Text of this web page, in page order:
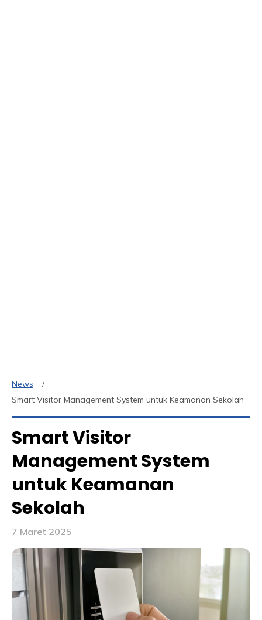
News
Smart Visitor Management System untuk Keamanan Sekolah
Smart Visitor
Management System
untuk Keamanan
Sekolah
7 Maret 2025